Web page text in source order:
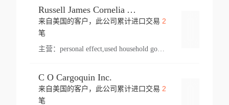
Russell James Cornelia Arlington Va
来自美国的客户，此公司累计进口交易 2
笔
主营： personal effect,used household goods
C O Cargoquin Inc.
来自美国的客户，此公司累计进口交易 2
笔